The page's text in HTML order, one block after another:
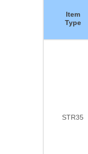
Item
Type
STR35